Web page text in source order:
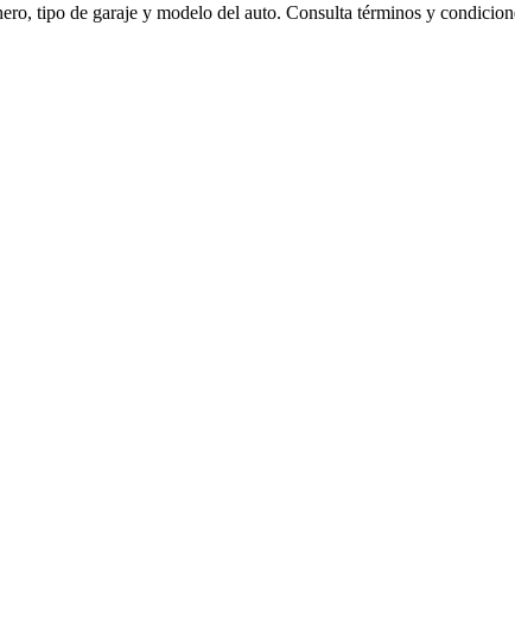
tipo de garaje y modelo del auto. Consulta términos y